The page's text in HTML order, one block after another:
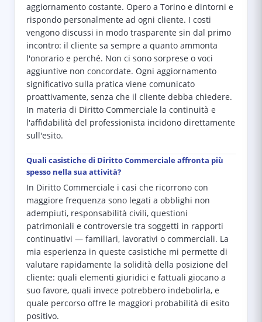
aggiornamento costante. Opero a Torino e dintorni e
rispondo personalmente ad ogni cliente. I costi
vengono discussi in modo trasparente sin dal primo
incontro: il cliente sa sempre a quanto ammonta
l'onorario e perché. Non ci sono sorprese o voci
aggiuntive non concordate. Ogni aggiornamento
significativo sulla pratica viene comunicato
proattivamente, senza che il cliente debba chiedere.
In materia di Diritto Commerciale la continuità e
l'affidabilità del professionista incidono direttamente
sull'esito.
Quali casistiche di Diritto Commerciale affronta più
spesso nella sua attività?
In Diritto Commerciale i casi che ricorrono con
maggiore frequenza sono legati a obblighi non
adempiuti, responsabilità civili, questioni
patrimoniali e controversie tra soggetti in rapporti
continuativi — familiari, lavorativi o commerciali. La
mia esperienza in queste casistiche mi permette di
valutare rapidamente la solidità della posizione del
cliente: quali elementi giuridici e fattuali giocano a
suo favore, quali invece potrebbero indebolirla, e
quale percorso offre le maggiori probabilità di esito
positivo.